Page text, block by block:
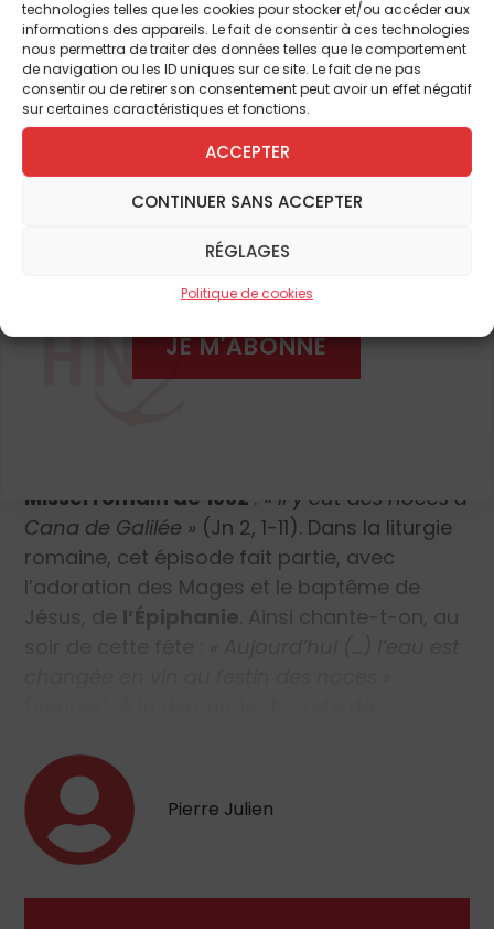
technologies telles que les cookies pour stocker et/ou accéder aux
informations des appareils. Le fait de consentir à ces technologies
nous permettra de traiter des données telles que le comportement
de navigation ou les ID uniques sur ce site. Le fait de ne pas
consentir ou de retirer son consentement peut avoir un effet négatif
sur certaines caractéristiques et fonctions.
ACCEPTER
CONTINUER SANS ACCEPTER
RÉGLAGES
Politique de cookies
bienheureuse ! Qui pourrait nous dire ce
qu’ils entendirent des lèvres du Seigneur ? »
(ibid.). Toujours est-il qu’ils reconnurent en
lui le Messie, c’est-à-dire l’Oint,Christos, en
grec (v. 41), ce qui peut surprendre
pour celui que Jean vient de qualifier
d’agneau, car« ce terme est appliqué dans
l’Ancien Testament avant tout au roi, puis
libérateur promis »(Xavier Léon-Dufour). Le
libérateur d’Israël sera donc également une
victime sacrificielle…
Missel romain de 1962 : « Il y eut des noces à
Cana de Galilée » (Jn 2, 1-11). Dans la liturgie
romaine, cet épisode fait partie, avec
l’adoration des Mages et le baptême de
Jésus, de l’Épiphanie . Ainsi chante-t-on, au
Pour continuer à lire cet
article
et de nombreux autres
ABONNEZ-VOUS DÈS À
PRÉSENT
JE M'ABONNE
Pierre Julien